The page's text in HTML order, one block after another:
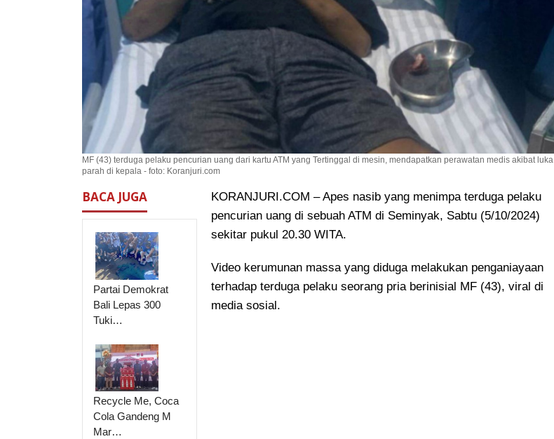
MF (43) terduga pelaku pencurian uang dari kartu ATM yang Tertinggal di mesin, mendapatkan perawatan medis akibat luka
parah di kepala - foto: Koranjuri.com
BACA JUGA
Partai Demokrat
Bali Lepas 300
Tuki…
Recycle Me, Coca
Cola Gandeng M
Mar…
KORANJURI.COM – Apes nasib yang menimpa terduga pelaku
pencurian uang di sebuah ATM di Seminyak, Sabtu (5/10/2024)
sekitar pukul 20.30 WITA.
Video kerumunan massa yang diduga melakukan penganiayaan
terhadap terduga pelaku seorang pria berinisial MF (43), viral di
media sosial.